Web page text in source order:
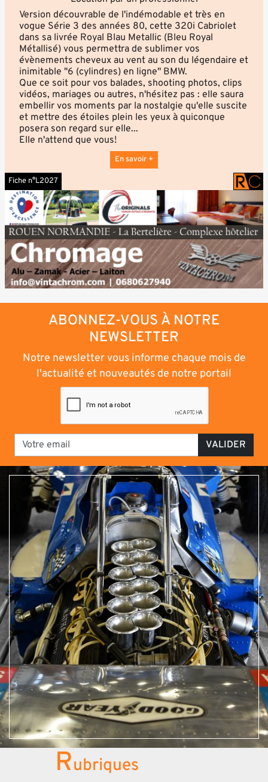
Version découvrable de l'indémodable et très en
vogue Série 3 des années 80, cette 320i Cabriolet
dans sa livrée Royal Blau Metallic (Bleu Royal
Métallisé) vous permettra de sublimer vos
évènements cheveux au vent au son du légendaire et
inimitable "6 (cylindres) en ligne" BMW.
Que ce soit pour vos balades, shooting photos, clips
vidéos, mariages ou autres, n'hésitez pas : elle saura
embellir vos moments par la nostalgie qu'elle suscite
et mettre des étoiles plein les yeux à quiconque
posera son regard sur elle...
Elle n'attend que vous!
En savoir +
Fiche n°L2027
ABONNEZ-VOUS À NOTRE
NEWSLETTER
Notre newsletter vous informe chaque mois de
l'actualité et nouveautés de notre portail
VALIDER
Rubriques